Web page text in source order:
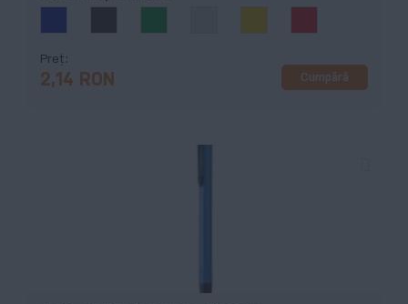
Preț
2,14 RON Cumpără